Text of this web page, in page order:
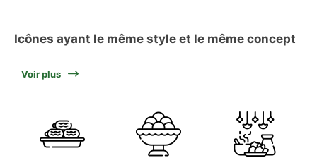
Icônes ayant le même style et le même concept
Voir plus